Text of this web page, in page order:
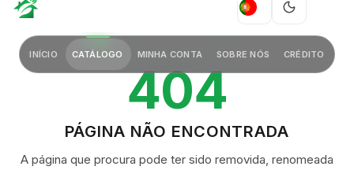
PT
INÍCIO CATÁLOGO MINHA CONTA SOBRE NÓS CRÉDITO
404
PÁGINA NÃO ENCONTRADA
A página que procura pode ter sido removida, renomeada